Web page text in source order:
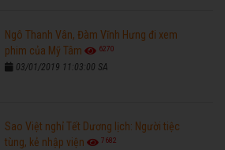
Ngô Thanh Vân, Đàm Vĩnh Hưng đi xem
phim của Mỹ Tâm
6270
03/01/2019 11:03:00 SA
Sao Việt nghỉ Tết Dương lịch: Người tiệc
tùng, kẻ nhập viện
7682